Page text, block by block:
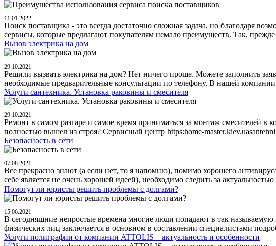
11.01.2022
Поиск поставщика - это всегда достаточно сложная задача, но благодаря
сервисы, которые предлагают покупателям немало преимуществ. Так,
Вызов электрика на дом
29.10.2021
Решили вызвать электрика на дом? Нет ничего проще. Можете заполнить
необходимые предварительные консультации по телефону. В нашей
Услуги сантехника. Установка раковины и смесителя
29.10.2021
Ремонт в самом разгаре и самое время приниматься за монтаж смесителей
полностью вышел из строя? Сервисный центр https:home-
Безопасность в сети
07.08.2021
Все прекрасно знают (а если нет, то я напомню), помимо хорошего
себе является не очень хорошей идеей), необходимо следить за
Помогут ли юристы решить проблемы с долгами?
15.06.2021
В сегодняшние непростые времена многие люди попадают в так
физических лиц заключается в основном в составлении специалистами
Услуги полиграфии от компании ATTOLIS – актуальность и особенности